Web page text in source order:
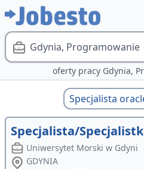
Gdynia, Programowanie
oferty pracy Gdynia,
Specjalista
Specjalista/
Uniwersytet Morski w Gdyni
GDYNIA